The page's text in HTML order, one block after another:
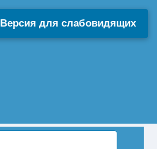
Версия для слабовидящих